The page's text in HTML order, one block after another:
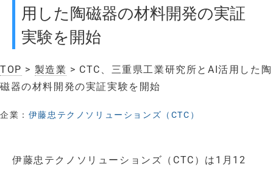
用した陶磁器の材料開発の実証
実験を開始
TOP > 製造業 > CTC、三重県工業研究所とAI活用した陶
磁器の材料開発の実証実験を開始
企業： 伊藤忠テクノソリューションズ（CTC）
伊藤忠テクノソリューションズ（CTC）は1月12